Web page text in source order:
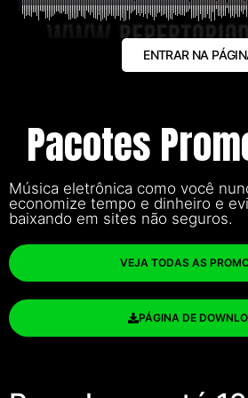
ENTRAR NA
Pacotes
Música eletrônica como você
economize tempo e dinheiro e
baixando em sites não seguros.
VEJA TODAS AS
PÁGINA DE